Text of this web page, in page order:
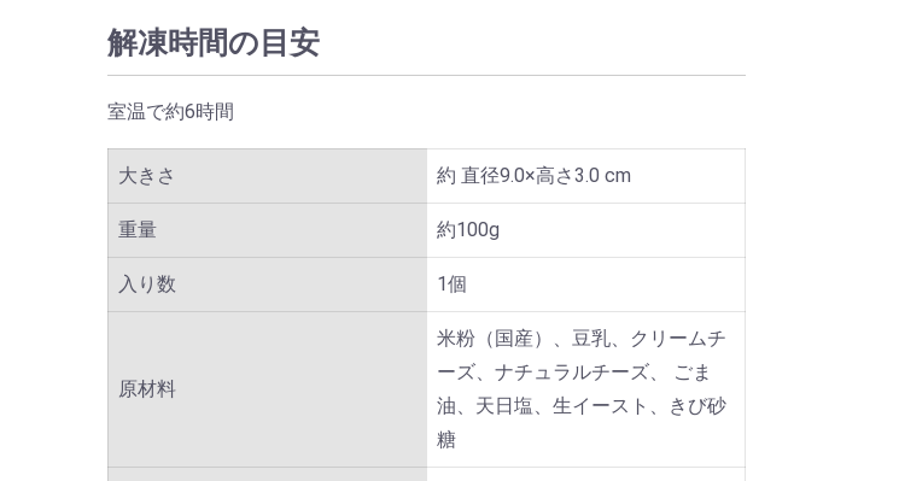
解凍時間の目安
室温で約6時間
大きさ 約 直径9.0×高さ3.0 cm
重量 約100g
入り数 1個
原材料
米粉（国産）、豆乳、クリームチ
ーズ、ナチュラルチーズ、 ごま
油、天日塩、生イースト、きび砂
糖